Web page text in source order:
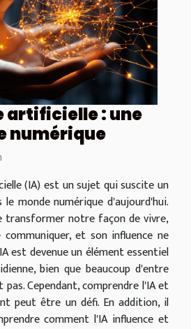
artificielle : une
numérique
(IA) est un sujet qui suscite un
monde numérique d'aujourd'hui.
transformer notre façon de vivre,
et son influence ne
est devenue un élément essentiel
bien que beaucoup d'entre
Cependant, comprendre l'IA et
peut être un défi. En addition, il
comment l'IA influence et